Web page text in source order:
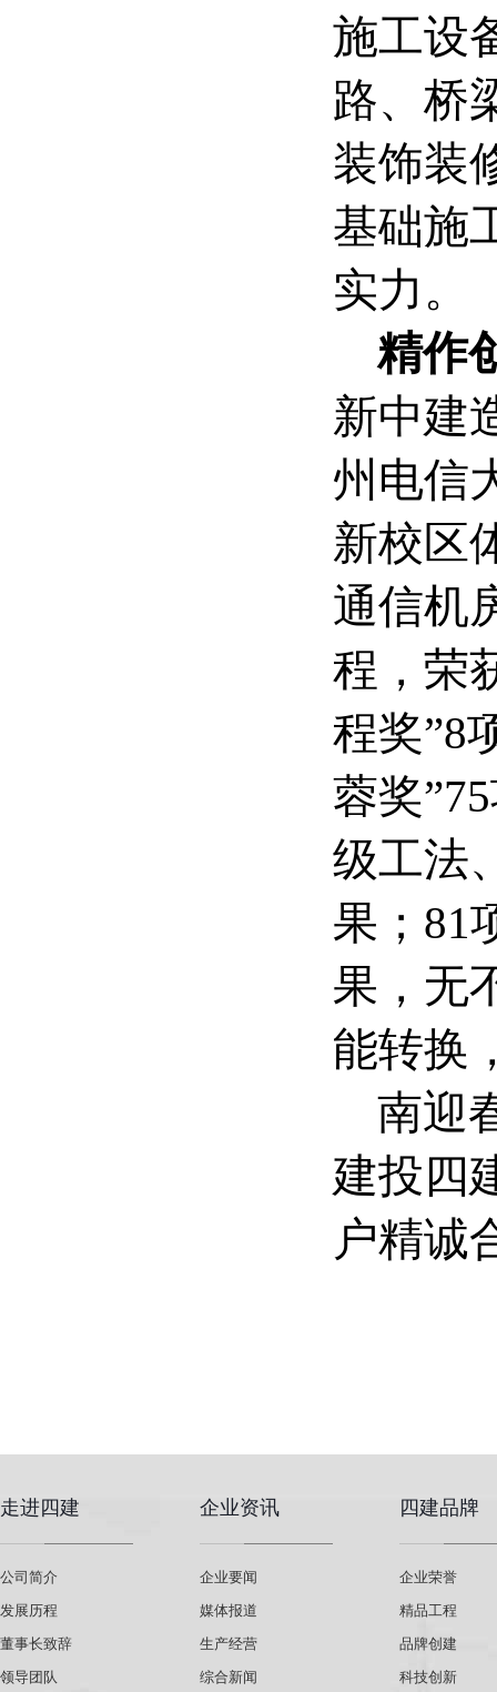
施工设
路、桥
装饰装
基础施
实力 。
精作
新中建
州电信
新校区
通信机
程，荣
程奖”8
蓉奖
级工法
果；81
果 ， 无
能转换
南迎
建投四
户精诚
走进四建
公司简介
发展历程
董事长致辞
领导团队
企业资讯
企业要闻
媒体报道
生产经营
综合新闻
四建品牌
企业荣誉
精品工程
品牌创建
科技创新